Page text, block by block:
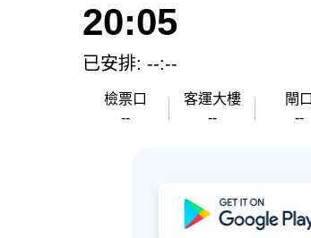
20:05
已安排: --:--
檢票口
--
客運大樓
--
閘口
--